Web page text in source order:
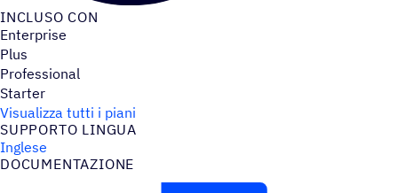
INCLUSO CON
Enterprise
Plus
Professional
Starter
Visualizza tutti i piani
SUPPORTO LINGUA
Inglese
DOCU­MEN­TA­ZIONE